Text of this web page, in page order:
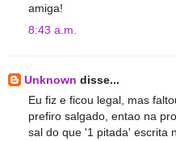
amiga!
8:43 a.m.
Unknown disse...
Eu fiz e ficou legal, mas
prefiro salgado, entao na
sal do que '1 pitada' escrita